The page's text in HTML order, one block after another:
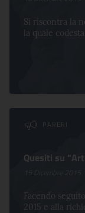
Si riscontra la
la quale
PARERI
Quesiti su
Facendo
2015 e alla